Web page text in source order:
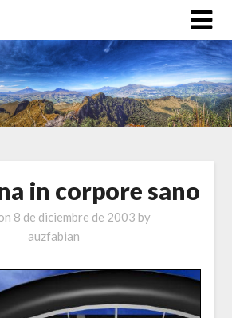
in corpore sano
8 de diciembre de 2003 by
auzfabian